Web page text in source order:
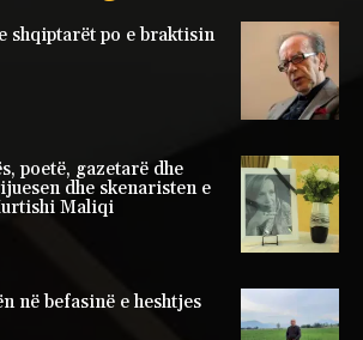
shqiptarët po e braktisin
poetë, gazetarë dhe
dhe skenaristen e
Maliqi
në befasinë e heshtjes